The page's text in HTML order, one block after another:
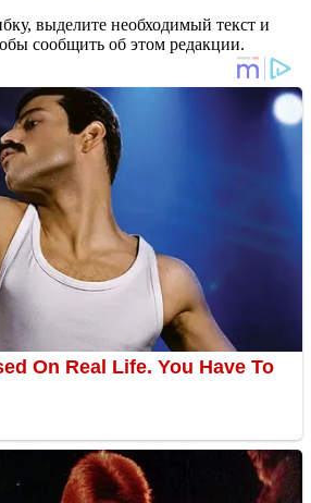
выделите необходимый текст и
сообщить об этом редакции.